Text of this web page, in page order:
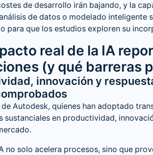
de desarrollo irán bajando, y la
de datos o modelado inteligente
para que los estudios exploren su
real de la IA
(y qué barreras
innovación y
de Autodesk, quienes han adoptado
sustanciales en productividad,
no solo acelera procesos, sino que